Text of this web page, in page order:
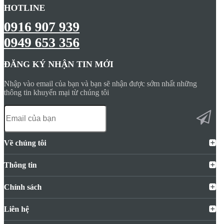
HOTLINE
0916 907 939
0949 653 356
ĐĂNG KÝ NHẬN TIN MỚI
Nhập vào email của bạn và bạn sẽ nhận được sớm nhất những
thông tin khuyến mại từ chúng tôi
Về chúng tôi
Thông tin
Chính sách
Liên hệ